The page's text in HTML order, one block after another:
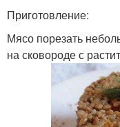
Приготовление:
Мясо порезать
на сковороде с